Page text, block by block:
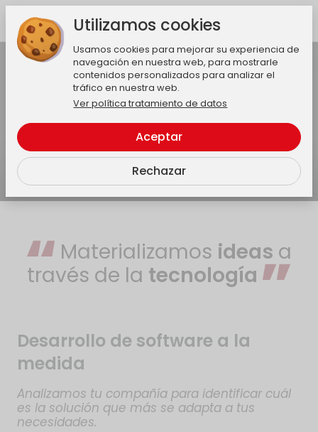
Activar audio
Materializamos ideas a
través de la tecnología
Desarrollo de software a la
medida
Analizamos tu compañía para identificar cuál
es la solución que más se adapta a tus
necesidades.
Utilizamos cookies
Usamos cookies para mejorar su experiencia de
navegación en nuestra web, para mostrarle
contenidos personalizados para analizar el
tráfico en nuestra web.
Ver política tratamiento de datos
Aceptar
Rechazar